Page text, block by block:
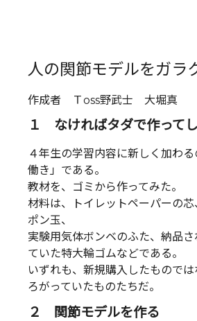
人の関節モデルをガラ
作成者 Ｔoss野武士 大堀真
１ なければタダで作って
４年生の学習内容に新しく加わ
働き」である。
教材を、ゴミから作ってみた。
材料は、トイレットペーパーの
ポン玉、
実験用気体ボンベのふた、納品
ていた特大輪ゴムなどである。
いずれも、新規購入したもので
ろがっていたものたちだ。
２ 関節モデルを作る